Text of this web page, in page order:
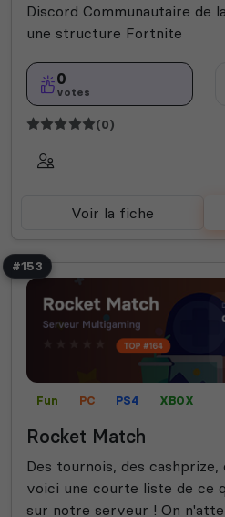
Discord Communautaire de
une structure Fortnite
0
votes
(0)
Voir la fiche
#153
Fun PC PS4 XBOX
Rocket Match
Des tournois, des
voici une courte liste de ce
sur notre serveur ! On